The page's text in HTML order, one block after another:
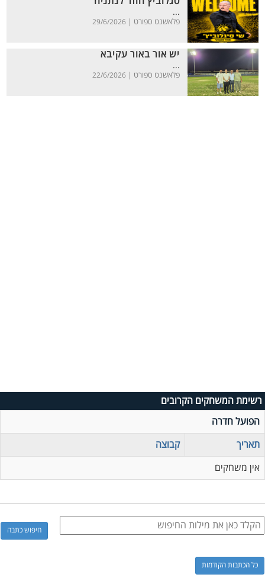
...
פלאשנט ספורט | 29/6/2026
יש אור באור עקיבא
...
פלאשנט ספורט | 22/6/2026
רשימת המשחקים הקרובים
הפועל חדרה
תאריך
קבוצה
אין משחקים
כל הכתבות הקודמות